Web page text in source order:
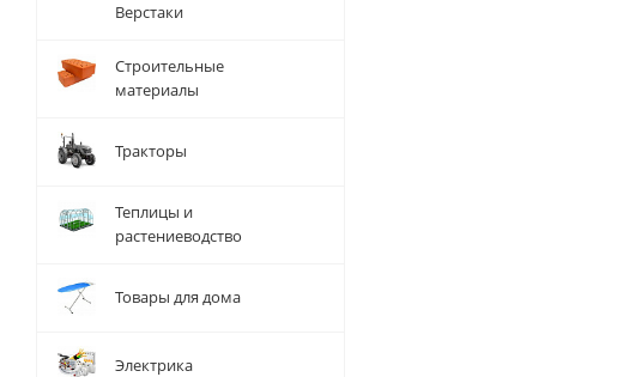
Верстаки
Строительные
материалы
Тракторы
Теплицы и
растениеводство
Товары для дома
Электрика